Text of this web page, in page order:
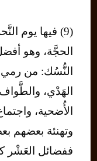
(9) فيها يوم
الحجَّة، وهو
النُّسُك: من رمي
الهَدْي،
الأُضحية،
وتهنئة بعضهم
ففضائل العَشْر